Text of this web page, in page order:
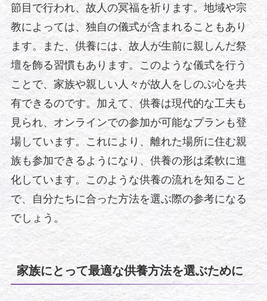
節目で行われ、故人の冥福を祈ります。地域や宗
教によっては、独自の儀式が含まれることもあり
ます。また、供養には、故人が生前に親しんだ祭
壇を飾る習慣もあります。このような儀式を行う
ことで、家族や親しい人々が故人をしのぶ心を共
有できるのです。加えて、供養は現代的な工夫も
見られ、オンラインでの参加が可能なプランも登
場しています。これにより、離れた場所に住む親
族も参加できるようになり、供養の形は柔軟に進
化しています。このような供養の流れを知ること
で、自分たちに合った方法を選ぶ際の参考になる
でしょう。
家族にとって最適な供養方法を選ぶために